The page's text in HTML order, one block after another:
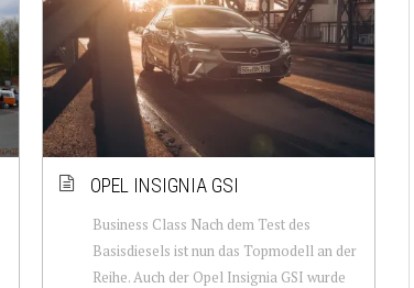
OPEL INSIGNIA GSI
Business Class Nach dem Test des
Basisdiesels ist nun das Topmodell an der
Reihe. Auch der Opel Insignia GSI wurde